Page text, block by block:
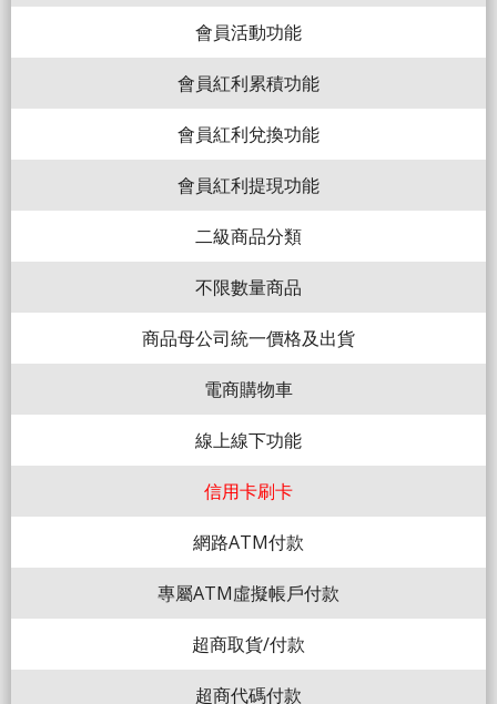
會員活動功能
會員紅利累積功能
會員紅利兌換功能
會員紅利提現功能
二級商品分類
不限數量商品
商品母公司統一價格及出貨
電商購物車
線上線下功能
信用卡刷卡
網路ATM付款
專屬ATM虛擬帳戶付款
超商取貨/付款
超商代碼付款